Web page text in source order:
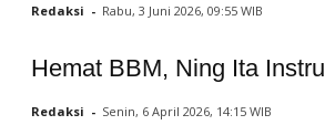
Redaksi - Rabu, 3 Juni 2026, 09:55 WIB
Hemat BBM, Ning Ita
Redaksi - Senin, 6 April 2026, 14:15 WIB